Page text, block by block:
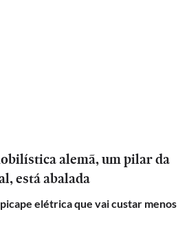
alemã, um pilar da
está abalada
elétrica que vai custar menos